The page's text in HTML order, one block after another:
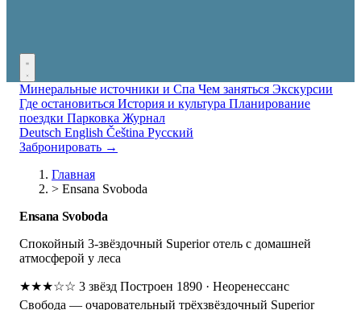
Минеральные источники и Спа Чем заняться Экскурсии
Где остановиться История и культура Планирование
поездки Парковка Журнал
Deutsch English Čeština Русский
Забронировать →
Главная
> Ensana Svoboda
Ensana Svoboda
Спокойный 3-звёздочный Superior отель с домашней
атмосферой у леса
★★★☆☆ 3 звёзд Построен 1890 · Неоренессанс
Свобода — очаровательный трёхзвёздочный Superior